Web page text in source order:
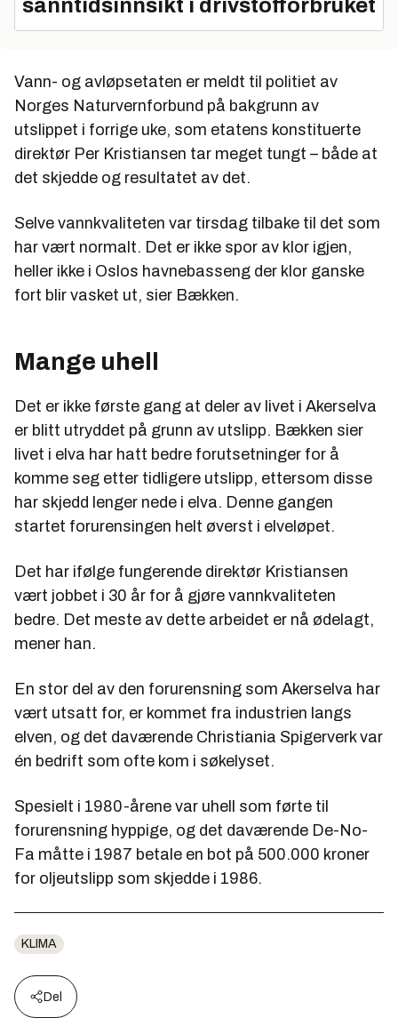
sanntidsinnsikt i drivstofforbruket
Vann- og avløpsetaten er meldt til politiet av
Norges Naturvernforbund på bakgrunn av
utslippet i forrige uke, som etatens konstituerte
direktør Per Kristiansen tar meget tungt – både at
det skjedde og resultatet av det.
Selve vannkvaliteten var tirsdag tilbake til det som
har vært normalt. Det er ikke spor av klor igjen,
heller ikke i Oslos havnebasseng der klor ganske
fort blir vasket ut, sier Bækken.
Mange uhell
Det er ikke første gang at deler av livet i Akerselva
er blitt utryddet på grunn av utslipp. Bækken sier
livet i elva har hatt bedre forutsetninger for å
komme seg etter tidligere utslipp, ettersom disse
har skjedd lenger nede i elva. Denne gangen
startet forurensingen helt øverst i elveløpet.
Det har ifølge fungerende direktør Kristiansen
vært jobbet i 30 år for å gjøre vannkvaliteten
bedre. Det meste av dette arbeidet er nå ødelagt,
mener han.
En stor del av den forurensning som Akerselva har
vært utsatt for, er kommet fra industrien langs
elven, og det daværende Christiania Spigerverk var
én bedrift som ofte kom i søkelyset.
Spesielt i 1980-årene var uhell som førte til
forurensning hyppige, og det daværende De-No-
Fa måtte i 1987 betale en bot på 500.000 kroner
for oljeutslipp som skjedde i 1986.
KLIMA
Del